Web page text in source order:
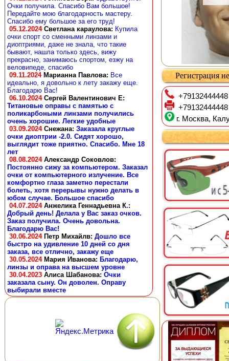
Очки получила. Спасибо Вам большое!
Передайте мою благодарность мастеру.
Спасибо ему большое за его труд!
05.12.2024 Светлана караулова: Купила
очки спорт со сменными линзами и
диоптриями, даже не знала, что такие
бывают, нашла только здесь, вижу
прекрасно, занимаюсь спортом, езжу на
веловипеде, спасибо
09.11.2024 Марианна Павлова: Все
идеально, я довольно к лету закажу еще.
Благодарю Вас!
06.10.2024 Сергей Валентинович Е:
Титановые оправы с памятью с
поликарбоными линзами получились
очень хорошие. Легкие удобные
03.09.2024 Снежана: Заказала круглые
очки диоптрии -2.0. Сидят хорошо,
выглядит тоже приятно. Спасибо. Мне 18
лет
08.08.2024 Александр Соковлов:
Постоянно сижу за компьютером. Заказал
очки от компьютерного излучение. Все
комфортно глаза заметно перестали
болеть, хотя перерывы нужно делать в
юбом случае. Большое спасибо
04.07.2024 Анжелика Геннадьевна К.:
Добрый день! Делала у Вас заказ очков.
Заказ получила. Очень довольна.
Благодарю Вас!
30.06.2024 Петр Михайлв: Дошло все
быстро на удивление 10 дней со дня
заказа, все отлично, закажу еще
30.05.2024 Мария Иванова: Благодарю,
линзы и оправа на высшем уровне
30.04.2023 Алиса Шабанова: Очки
заказала сыну. Он доволен. Оправу
выбирали вместе
Регистрация
+79132444448
+79132444448
г. Москва,